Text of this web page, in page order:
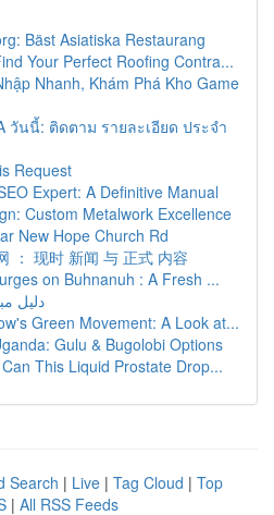
Bäst Asiatiska Restaurang
Your Perfect Roofing Contra...
Nhanh, Khám Phá Kho Game
วันนี้: ติดตาม รายละเอียด ประจำ
Request
Expert: A Definitive Manual
Custom Metalwork Excellence
New Hope Church Rd
： 现时 新闻 与 正式 内容
on Buhnanuh : A Fresh ...
دليل
Green Movement: A Look at...
Gulu & Bugolobi Options
This Liquid Prostate Drop...
Search | Live | Tag Cloud | Top
| All RSS Feeds